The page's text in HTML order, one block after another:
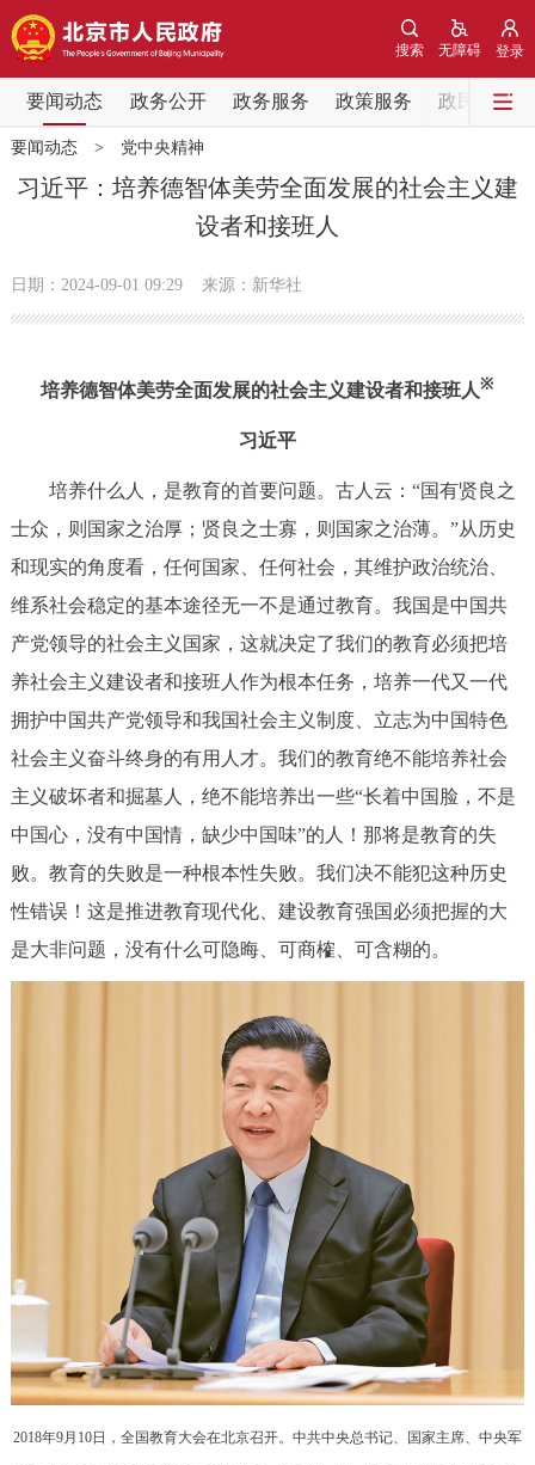
登录
无障碍
搜索
要闻动态 政务公开 政务服务 政策服务 政民互动
要闻动态
党中央精神
会议信息
政策兑现 政策解读 回应关切
决策公开 专题公开
个人服务 法人服务 部门服务
便民服务 利企服务 投资项目
中介服务 阳光政务
政民互动
12345网上接诉即办 我要咨询 我要建议
在线访谈
十六区概览
图说北京 视频北京
ENGLISH 한국어 日本語
DEUTSCH FRANÇAIS РУССКИЙ ЯЗЫК
要闻动态> 党中央精神
习近平：培养德智体美劳全面发展的社会主义建
设者和接班人
日期：2024-09-01 09:29 来源：新华社
培养德智体美劳全面发展的社会主义建设者和接班人※
习近平
培养什么人，是教育的首要问题。古人云：“国有贤良之
士众，则国家之治厚；贤良之士寡，则国家之治薄。”从历史
和现实的角度看，任何国家、任何社会，其维护政治统治、
维系社会稳定的基本途径无一不是通过教育。我国是中国共
产党领导的社会主义国家，这就决定了我们的教育必须把培
养社会主义建设者和接班人作为根本任务，培养一代又一代
拥护中国共产党领导和我国社会主义制度、立志为中国特色
社会主义奋斗终身的有用人才。我们的教育绝不能培养社会
主义破坏者和掘墓人，绝不能培养出一些“长着中国脸，不是
中国心，没有中国情，缺少中国味”的人！那将是教育的失
败。教育的失败是一种根本性失败。我们决不能犯这种历史
性错误！这是推进教育现代化、建设教育强国必须把握的大
是大非问题，没有什么可隐晦、可商榷、可含糊的。
2018年9月10日，全国教育大会在北京召开。中共中央总书记、国家主席、中央军